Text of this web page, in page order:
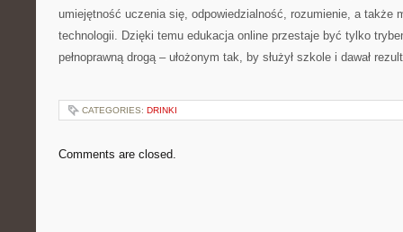
umiejętność uczenia się, odpowiedzialność, rozumienie, a także
technologii. Dzięki temu edukacja online przestaje być tylko
pełnoprawną drogą – ułożonym tak, by służył szkole i dawał
CATEGORIES: DRINKI
Comments are closed.